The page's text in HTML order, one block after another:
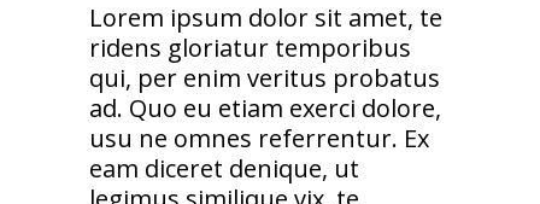
Lorem ipsum dolor sit amet, te
ridens gloriatur temporibus
qui, per enim veritus probatus
ad. Quo eu etiam exerci dolore,
usu ne omnes referrentur. Ex
eam diceret denique, ut